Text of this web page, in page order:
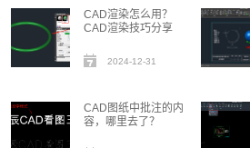
CAD渲染怎么用？
CAD渲染技巧分享
2024-12-31
CAD图纸中批注的内
容，哪里去了？